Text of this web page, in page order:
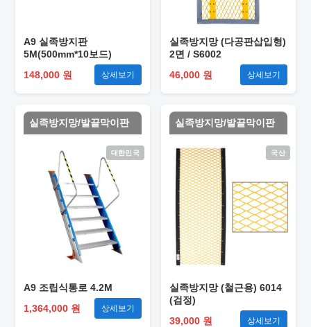
A9 실족방지판
5M(500mm*10보드)
148,000 원
상세보기
실족방지망 (다공판삽입형)
2면 / S6002
46,000 원
상세보기
실족방지망/발끝막이판
대한민국
A9 조립식통로 4.2M
1,364,000 원
상세보기
실족방지망/발끝막이판
국산
실족방지망 (철근용) 6014
(검정)
39,000 원
상세보기